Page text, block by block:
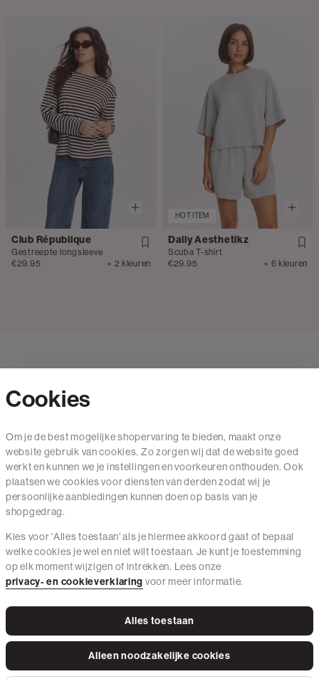
Club République
Gestreepte longsleeve
€29.95
+ 2 kleuren
HOT ITEM
Daily Aesthetikz
Scuba T-shirt
€29.95
+ 6 kleuren
Mail ons
020 - 3412 650
Van maandag t/m vrijdag van 8.30 uur tot 18.00 uur.
Service
Wij zijn The Sting
Cookies
Om je de best mogelijke shopervaring te bieden, maakt onze
website gebruik van cookies. Zo zorgen wij dat de website goed
werkt en kunnen we je instellingen en voorkeuren onthouden. Ook
plaatsen we cookies voor diensten van derden zodat wij je
persoonlijke aanbiedingen kunnen doen op basis van je
shopgedrag.
Kies voor 'Alles toestaan' als je hiermee akkoord gaat of bepaal
welke cookies je wel en niet wilt toestaan. Je kunt je toestemming
op elk moment wijzigen of intrekken. Lees onze
privacy- en cookieverklaring voor meer informatie.
Alles toestaan
Alleen noodzakelijke cookies